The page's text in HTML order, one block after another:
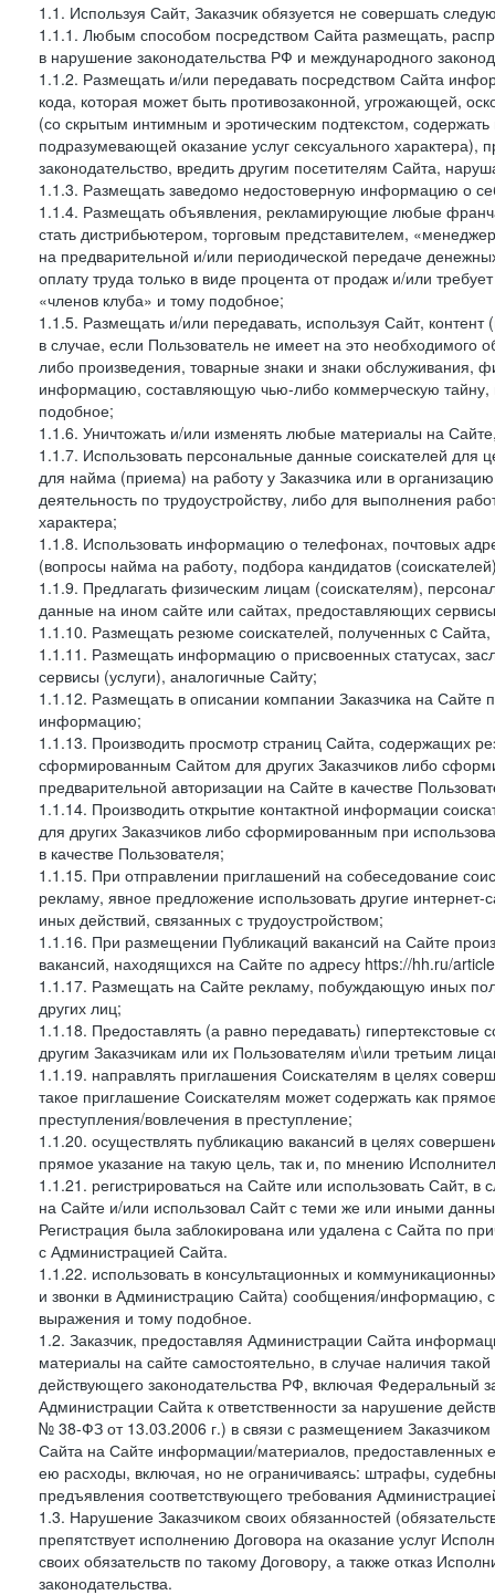
1.1. Используя Сайт, Заказчик обязуется не совершать
1.1.1. Любым способом посредством Сайта размещать,
в нарушение законодательства РФ и международного
1.1.2. Размещать и/или передавать посредством Сайта
кода, которая может быть противозаконной, угрожающей,
(со скрытым интимным и эротическим подтекстом,
подразумевающей оказание услуг сексуального
законодательство, вредить другим посетителям Сайта,
1.1.3. Размещать заведомо недостоверную информацию о
1.1.4. Размещать объявления, рекламирующие любые
стать дистрибьютером, торговым представителем,
на предварительной и/или периодической передаче
оплату труда только в виде процента от продаж и/или
«членов клуба» и тому подобное;
1.1.5. Размещать и/или передавать, используя Сайт,
в случае, если Пользователь не имеет на это
либо произведения, товарные знаки и знаки
информацию, составляющую чью-либо коммерческую тайну,
подобное;
1.1.6. Уничтожать и/или изменять любые материалы на
1.1.7. Использовать персональные данные соискателей для
для найма (приема) на работу у Заказчика или в
деятельность по трудоустройству, либо для выполнения
характера;
1.1.8. Использовать информацию о телефонах, почтовых
(вопросы найма на работу, подбора кандидатов
1.1.9. Предлагать физическим лицам (соискателям),
данные на ином сайте или сайтах, предоставляющих
1.1.10. Размещать резюме соискателей, полученных c
1.1.11. Размещать информацию о присвоенных статусах,
сервисы (услуги), аналогичные Сайту;
1.1.12. Размещать в описании компании Заказчика на Сайте
информацию;
1.1.13. Производить просмотр страниц Сайта, содержащих
сформированным Сайтом для других Заказчиков либо
предварительной авторизации на Сайте в качестве
1.1.14. Производить открытие контактной информации
для других Заказчиков либо сформированным при
в качестве Пользователя;
1.1.15. При отправлении приглашений на собеседование
рекламу, явное предложение использовать другие
иных действий, связанных с трудоустройством;
1.1.16. При размещении Публикаций вакансий на Сайте
вакансий, находящихся на Сайте по адресу https://hh.ru/
1.1.17. Размещать на Сайте рекламу, побуждающую иных
других лиц;
1.1.18. Предоставлять (а равно передавать)
другим Заказчикам или их Пользователям и\или третьим
1.1.19. направлять приглашения Соискателям в целях
такое приглашение Соискателям может содержать как
преступления/вовлечения в преступление;
1.1.20. осуществлять публикацию вакансий в целях
прямое указание на такую цель, так и, по мнению
1.1.21. регистрироваться на Сайте или использовать Сайт,
на Сайте и/или использовал Сайт с теми же или иными
Регистрация была заблокирована или удалена с Сайта по
с Администрацией Сайта.
1.1.22. использовать в консультационных и
и звонки в Администрацию Сайта) сообщения/информацию,
выражения и тому подобное.
1.2. Заказчик, предоставляя Администрации Сайта
материалы на сайте самостоятельно, в случае наличия
действующего законодательства РФ, включая
Администрации Сайта к ответственности за нарушение
№ 38-ФЗ от 13.03.2006 г.) в связи с размещением
Сайта на Сайте информации/материалов, предоставленных
ею расходы, включая, но не ограничиваясь: штрафы,
предъявления соответствующего требования
1.3. Нарушение Заказчиком своих обязанностей
препятствует исполнению Договора на оказание услуг
своих обязательств по такому Договору, а также отказ
законодательства.